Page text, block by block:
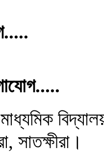
সাতক্ষীরা।